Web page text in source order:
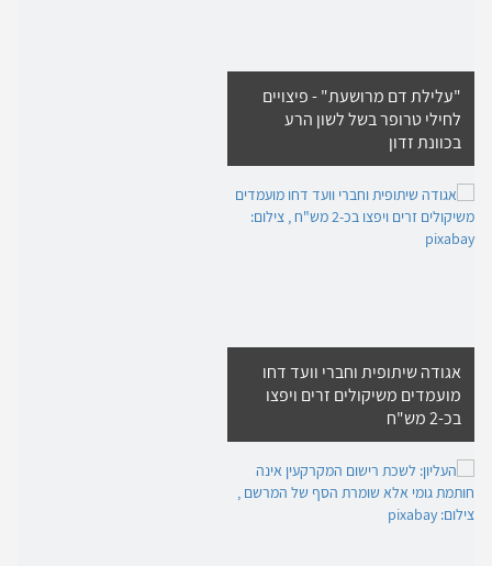
"עלילת דם מרושעת" - פיצויים
לחילי טרופר בשל לשון הרע
בכוונת זדון
אגודה שיתופית וחברי וועד דחו
מועמדים משיקולים זרים ויפצו
בכ-2 מש"ח